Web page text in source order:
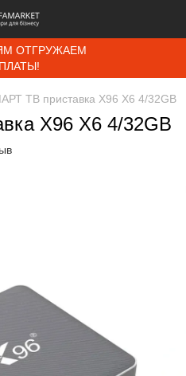
ОТГРУЖАЕМ
ТВ приставка X96 X6 4/32GB
X96 X6 4/32GB